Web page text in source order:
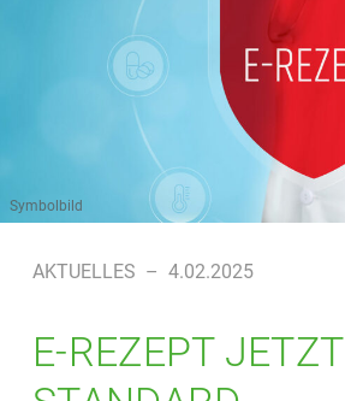
Symbolbild
AKTUELLES – 4.02.2025
E-REZEPT JETZT